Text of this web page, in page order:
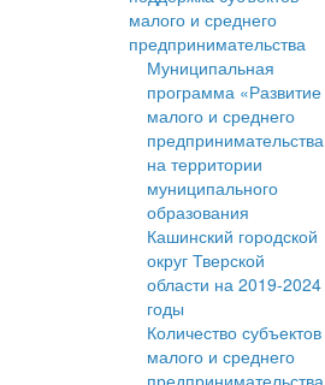
малого и среднего
предпринимательства
Муниципальная
программа «Развитие
малого и среднего
предпринимательства
на территории
муниципального
образования
Кашинский городской
округ Тверской
области на 2019-2024
годы
Количество субъектов
малого и среднего